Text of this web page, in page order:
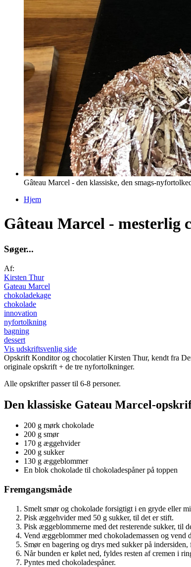
Gâteau Marcel - den klassiske, den smags-
Hjem
Gâteau Marcel - mesterlig
Søger...
Af:
Kirsten Thur
Gateau Marcel
chokoladekage
chokolade
innovation
nyfortolkning
bagning
dessert
Vis udskriftsvenlig side
Opskrift Konditor og chocolatier Kirsten Thur, kendt fra
originale opskrift + de tre nyfortolkninger.
Alle opskrifter passer til 6-8 personer.
Den klassiske Gateau Marcel-
200 g mørk chokolade
200 g smør
170 g æggehvider
200 g sukker
130 g æggeblommer
En blok chokolade til chokoladespåner på toppen
Fremgangsmåde
Smelt smør og chokolade forsigtigt i en gryde eller
Pisk æggehvider med 50 g sukker, til det er stift.
Pisk æggeblommerne med det resterende sukker, til
Vend æggeblommer med chokolademassen og vend
Smør en bagering og drys med sukker på
Når bunden er kølet ned, fyldes resten af cremen i
Pyntes med chokoladespåner.